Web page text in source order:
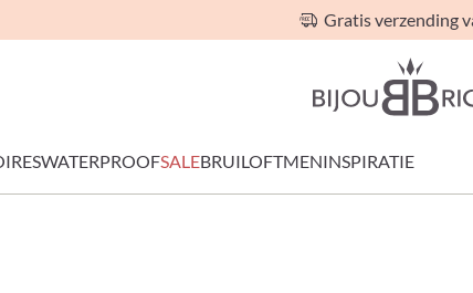
Gratis verzending
WATERPROOFSALEBRUILOFTMENINSPIRATIE